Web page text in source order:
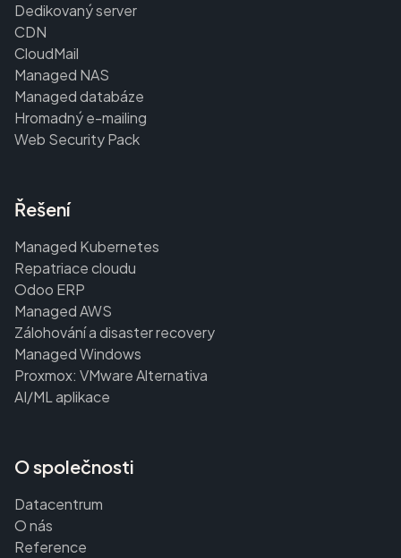
Dedikovaný server
CDN
CloudMail
Managed NAS
Managed databáze
Hromadný e-mailing
Web Security Pack
Řešení
Managed Kubernetes
Repatriace cloudu
Odoo ERP
Managed AWS
Zálohování a disaster recovery
Managed Windows
Proxmox: VMware Alternativa
AI/ML aplikace
O společnosti
Datacentrum
O nás
Reference